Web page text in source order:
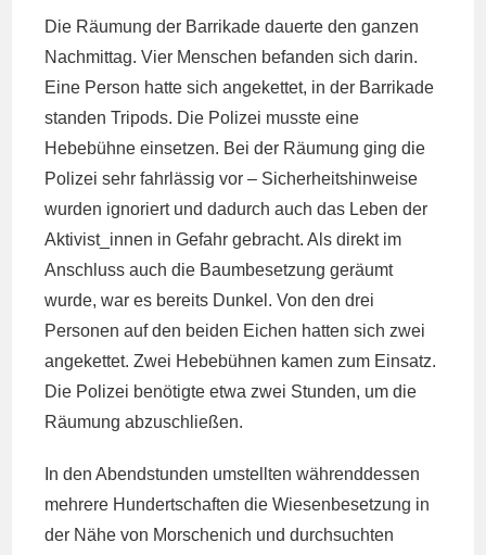
Die Räumung der Barrikade dauerte den ganzen
Nachmittag. Vier Menschen befanden sich darin.
Eine Person hatte sich angekettet, in der Barrikade
standen Tripods. Die Polizei musste eine
Hebebühne einsetzen. Bei der Räumung ging die
Polizei sehr fahrlässig vor – Sicherheitshinweise
wurden ignoriert und dadurch auch das Leben der
Aktivist_innen in Gefahr gebracht. Als direkt im
Anschluss auch die Baumbesetzung geräumt
wurde, war es bereits Dunkel. Von den drei
Personen auf den beiden Eichen hatten sich zwei
angekettet. Zwei Hebebühnen kamen zum Einsatz.
Die Polizei benötigte etwa zwei Stunden, um die
Räumung abzuschließen.
In den Abendstunden umstellten währenddessen
mehrere Hundertschaften die Wiesenbesetzung in
der Nähe von Morschenich und durchsuchten